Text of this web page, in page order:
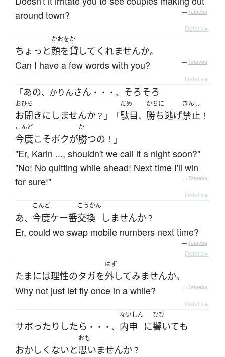
around town?
— Tatoeba
Details ▸
ちょっと
かおをか
顔を貸して くれませんか。
Can I have a few words with you? — Tatoeba
Details ▸
「あの、かりんさん ・・・、 そろそろ
おひら
お開きにしませんか？」「
だめ
駄目、
かちに
勝ち逃げ
きんし
禁止 ！
こんど
今度こそボクが
か
勝つの ！」
"Er, Karin ..., shouldn't we call it a night soon?"
"No! No quitting while ahead! Next time I'll win
for sure!"
— Tatoeba
Details ▸
あ、
こんど
今度ケー番
こうかん
交換 しませんか？
Er, could we swap mobile numbers next time?
— Tatoeba
Details ▸
たまには理性のタガを
はず
外してみませんか。
Why not just let fly once in a while? — Tatoeba
Details ▸
サボったり したら ・・・、
ないしん
内申 に
ひび
響いても
おかしくないと
おも
思いませんか？